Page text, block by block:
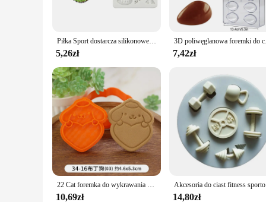
Piłka Sport dostarcza silikonowe formy piłka nożna koszykówka kremówka forma do ciasta styl sportowy narzędzie do dekoracji ciast akcesoria kuchenne narzędzia
5,26zł
3D
7,42zł
22 Cat foremka do wykrawania ciasteczek plastikowy nóż do ciastek pieczenie ciasto owocowe narzędzia kuchenne formy do tłoczenia
10,69zł 14,80zł